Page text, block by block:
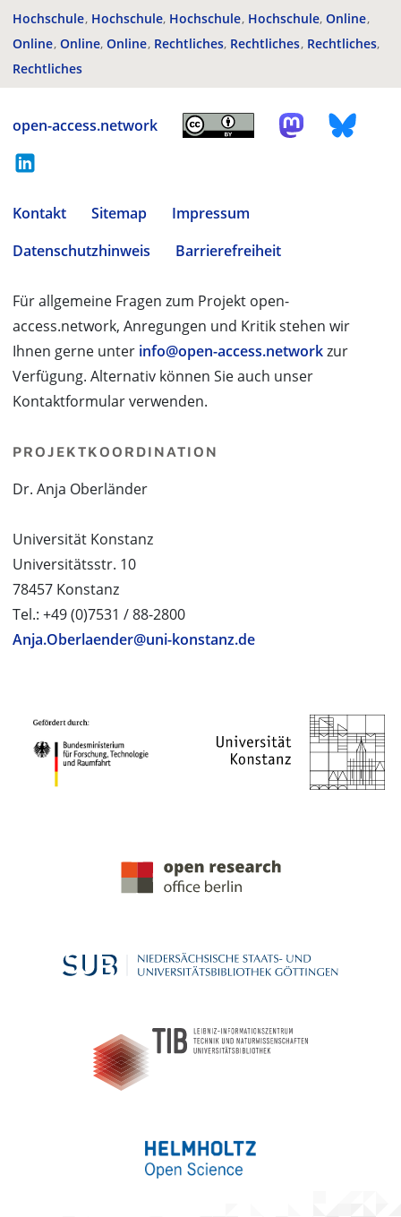
Hochschule Hochschule Hochschule Hochschule Online
Online Online Online Rechtliches Rechtliches Rechtliches
Rechtliches
open-access.network
Kontakt Sitemap
Impressum
Datenschutzhinweis
Barrierefreiheit
Für allgemeine Fragen zum Projekt open-
access.network, Anregungen und Kritik stehen wir
Ihnen gerne unter info@open-access.networkzur
Verfügung. Alternativ können Sie auch unser
Kontaktformular verwenden.
PROJEKTKOORDINATION
Dr. Anja Oberländer
Universität Konstanz
Universitätsstr. 10
78457 Konstanz
Tel.: +49 (0)7531 / 88-2800
Anja.Oberlaender@uni-konstanz.de